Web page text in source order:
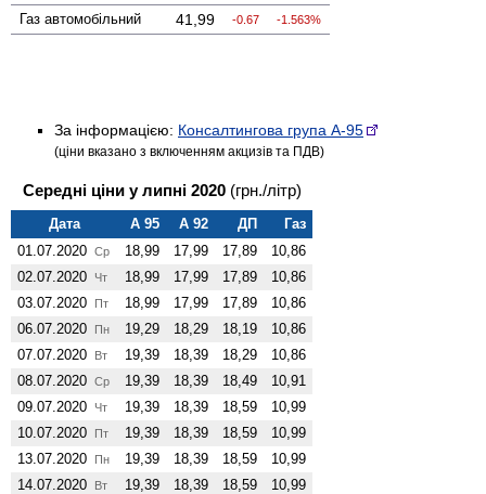
Газ авто­мобільний 41,99 -0.67 -1.563%
За інформацією: Консалтингова група А-95
(ціни вказано з включенням акцизів та ПДВ)
Середні ціни у липні 2020 (грн./літр)
Дата А 95 А 92 ДП
Газ
01.07.2020 Ср 18,99 17,99 17,89
10,86
02.07.2020
Чт 18,99 17,99 17,89
10,86
03.07.2020
Пт 18,99 17,99 17,89
10,86
06.07.2020
Пн 19,29 18,29 18,19
10,86
07.07.2020
Вт 19,39 18,39 18,29
10,86
08.07.2020 Ср 19,39 18,39 18,49
10,91
09.07.2020
Чт 19,39 18,39 18,59
10,99
10.07.2020
Пт 19,39 18,39 18,59
10,99
13.07.2020
Пн 19,39 18,39 18,59
10,99
14.07.2020
Вт 19,39 18,39 18,59
10,99